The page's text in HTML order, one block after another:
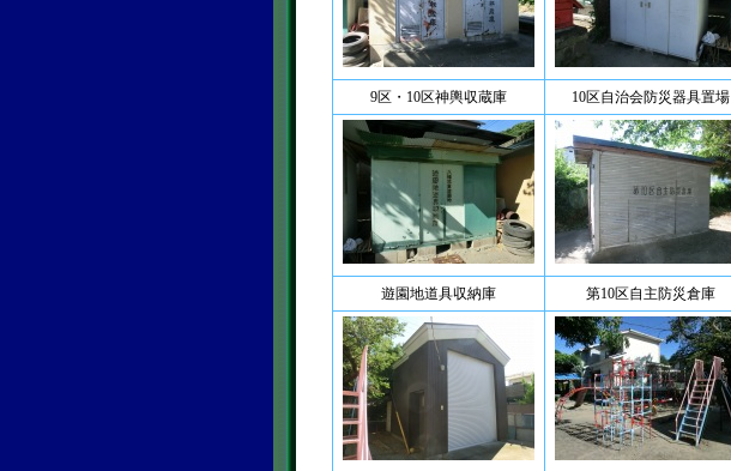
9区・10区神輿収蔵庫 10区自治会防災器具置場
遊園地道具収納庫 第10区自主防災倉庫